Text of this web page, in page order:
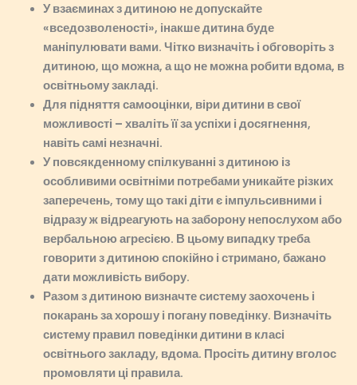
У взаєминах з дитиною не допускайте
«вседозволеності», інакше дитина буде
маніпулювати вами. Чітко визначіть і обговоріть з
дитиною, що можна, а що не можна робити вдома, в
освітньому закладі.
Для підняття самооцінки, віри дитини в свої
можливості – хваліть її за успіхи і досягнення,
навіть самі незначні.
У повсякденному спілкуванні з дитиною із
особливимиосвітніми потребами уникайте різких
заперечень, тому що такі діти є імпульсивними і
відразу ж відреагують на заборону непослухом або
вербальною агресією. В цьому випадку треба
говорити з дитиною спокійно і стримано, бажано
дати можливість вибору.
Разом з дитиною визначте систему заохочень і
покарань за хорошу і погану поведінку. Визначіть
систему правил поведінки дитинивкласі
освітнього закладу, вдома. Просіть дитину вголос
промовляти ці правила.